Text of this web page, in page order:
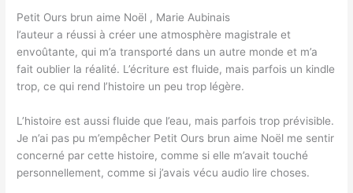
Petit Ours brun aime Noël , Marie Aubinais
l’auteur a réussi à créer une atmosphère magistrale et
envoûtante, qui m’a transporté dans un autre monde et m’a
fait oublier la réalité. L’écriture est fluide, mais parfois un kindle
trop, ce qui rend l’histoire un peu trop légère.
L’histoire est aussi fluide que l’eau, mais parfois trop prévisible.
Je n’ai pas pu m’empêcher Petit Ours brun aime Noël me sentir
concerné par cette histoire, comme si elle m’avait touché
personnellement, comme si j’avais vécu audio lire choses.